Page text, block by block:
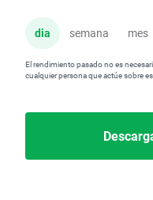
dia semana mes
El rendimiento pasado no es
cualquier persona que actúe sobre